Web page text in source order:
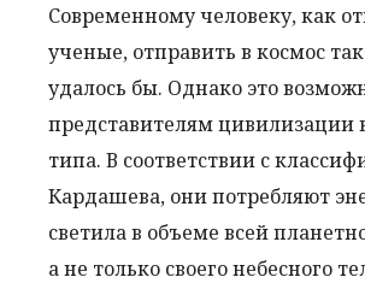
Современному человеку, как
ученые, отправить в космос
удалось бы. Однако это
представителям цивилизации
типа. В соответствии с
Кардашева, они потребляют
светила в объеме всей
а не только своего небесного